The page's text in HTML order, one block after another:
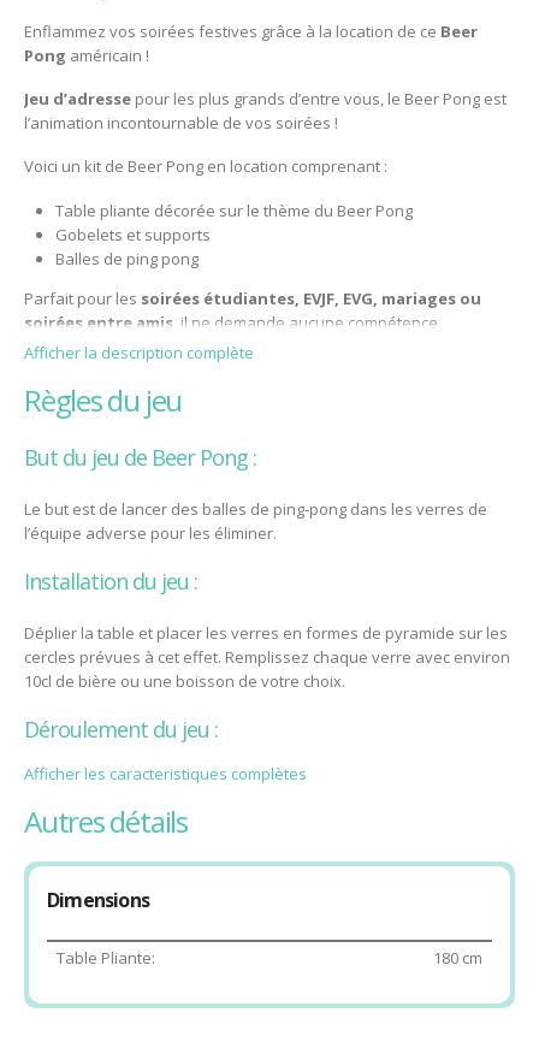
Enflammez vos soirées festives grâce à la location de ce Beer
Pong américain !
Jeu d’adresse pour les plus grands d’entre vous, le Beer Pong est
l’animation incontournable de vos soirées !
Voici un kit de Beer Pong en location comprenant :
Table pliante décorée sur le thème du Beer Pong
Gobelets et supports
Balles de ping pong
Parfait pour les soirées étudiantes, EVJF, EVG, mariages ou
soirées entre amis , il ne demande aucune compétence
particulière, juste une bonne humeur et un peu de précision !
Afficher la description complète
règles du jeu
But du jeu de Beer Pong :
Le but est de lancer des balles de ping-pong dans les verres de
l’équipe adverse pour les éliminer.
Installation du jeu :
Déplier la table et placer les verres en formes de pyramide sur les
cercles prévues à cet effet. Remplissez chaque verre avec environ
10cl de bière ou une boisson de votre choix.
Déroulement du jeu :
Décidez quelle équipe commence en lançant une pièce. Les
et retire le verre. Si une balle rebondit sur la table avant d’entrer,
l’équipe adverse boit ce verre et un verre adjacent. Si la balle
directement au sol, c’est au tour du joueur suivant.
Si les deux joueurs marquent lors de leur tour, l’un des deux
joueurs obtient un tir supplémentaire.
Afficher les caracteristiques complètes
autres détails
Dimensions
Table Pliante: 180 cm